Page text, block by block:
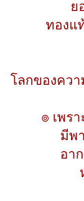
ย
ทองแ
โลกของคว
๏ เพร
มีพ
อา